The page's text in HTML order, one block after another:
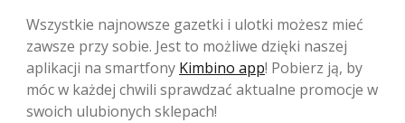
Wszystkie najnowsze gazetki i ulotki możesz mieć
zawsze przy sobie. Jest to możliwe dzięki naszej
aplikacji na smartfony Kimbino app! Pobierz ją, by
móc w każdej chwili sprawdzać aktualne promocje w
swoich ulubionych sklepach!